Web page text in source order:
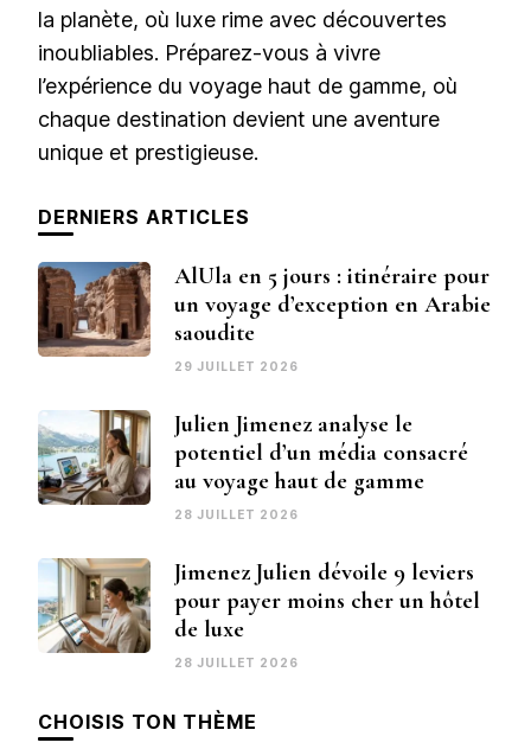
la planète, où luxe rime avec découvertes
inoubliables. Préparez-vous à vivre
l’expérience du voyage haut de gamme, où
chaque destination devient une aventure
unique et prestigieuse.
DERNIERS ARTICLES
AlUla en 5 jours : itinéraire pour
un voyage d’exception en Arabie
saoudite
29 JUILLET 2026
Julien Jimenez analyse le
potentiel d’un média consacré
au voyage haut de gamme
28 JUILLET 2026
Jimenez Julien dévoile 9 leviers
pour payer moins cher un hôtel
de luxe
28 JUILLET 2026
CHOISIS TON THÈME